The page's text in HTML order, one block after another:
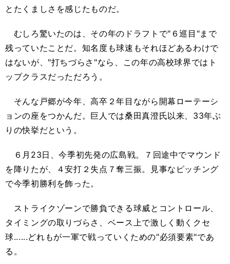
とたくましさを感じたものだ。
むしろ驚いたのは、その年のドラフトで"６巡目"まで
残っていたことだ。知名度も球速もそれほどあるわけで
はないが、"打ちづらさ"なら、この年の高校球界ではト
ップクラスだっただろう。
そんな戸郷が今年、高卒２年目ながら開幕ローテーシ
ョンの座をつかんだ。巨人では桑田真澄氏以来、33年ぶ
りの快挙だという。
６月23日、今季初先発の広島戦。７回途中でマウンド
を降りたが、４安打２失点７奪三振。見事なピッチング
で今季初勝利を飾った。
ストライクゾーンで勝負できる球威とコントロール、
タイミングの取りづらさ、ベース上で激しく動くクセ
球......どれもが一軍で戦っていくための"必須要素"であ
る。